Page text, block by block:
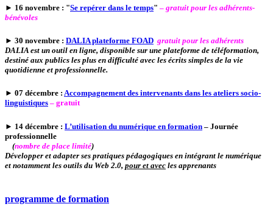
► 16 novembre : "Se repérer dans le temps" – gratuit pour les adhérents-
bénévoles
► 30 novembre : DALIA plateforme FOAD gratuit pour les adhérents
DALIA est un outil en ligne, disponible sur une plateforme de téléformation,
destiné aux publics les plus en difficulté avec les écrits simples de la vie
quotidienne et professionnelle.
► 07 décembre : Accompagnement des intervenants dans les ateliers socio-
linguistiques – gratuit
► 14 décembre : L’utilisation du numérique en formation – Journée
professionnelle
(nombre de place limité)
Développer et adapter ses pratiques pédagogiques en intégrant le numérique
et notamment les outils du Web 2.0, pour et avec les apprenants
programme de formation